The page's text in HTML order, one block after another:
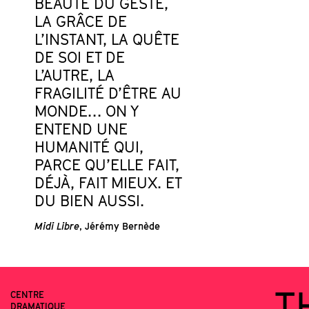
BEAUTÉ DU GESTE,
LA GRÂCE DE
L’INSTANT, LA QUÊTE
DE SOI ET DE
L’AUTRE, LA
FRAGILITÉ D’ÊTRE AU
MONDE… ON Y
ENTEND UNE
HUMANITÉ QUI,
PARCE QU’ELLE FAIT,
DÉJÀ, FAIT MIEUX. ET
DU BIEN AUSSI.
Midi Libre, Jérémy Bernède
CENTRE
DRAMATIQUE